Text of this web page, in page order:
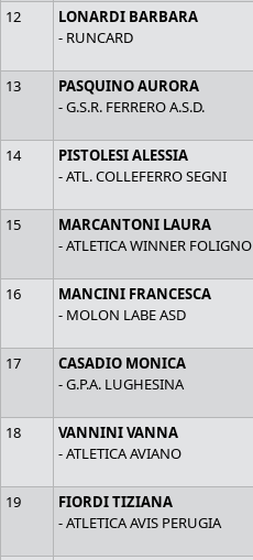
12
LONARDI BARBARA
- RUNCARD
13
PASQUINO AURORA
- G.S.R. FERRERO A.S.D.
14
PISTOLESI ALESSIA
- ATL. COLLEFERRO SEGNI
15
MARCANTONI LAURA
- ATLETICA WINNER FOLIGNO
16
MANCINI FRANCESCA
- MOLON LABE ASD
17
CASADIO MONICA
- G.P.A. LUGHESINA
18
VANNINI VANNA
- ATLETICA AVIANO
19
FIORDI TIZIANA
- ATLETICA AVIS PERUGIA